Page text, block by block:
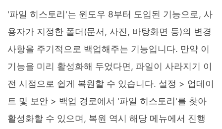
'파일 히스토리'는 윈도우 8부터 도입된 기능으로, 사
용자가 지정한 폴더(문서, 사진, 바탕화면 등)의 변경
사항을 주기적으로 백업해주는 기능입니다. 만약 이
기능을 미리 활성화해 두었다면, 파일이 사라지기 이
전 시점으로 쉽게 복원할 수 있습니다. 설정 > 업데이
트 및 보안 > 백업 경로에서 '파일 히스토리'를 찾아
활성화할 수 있으며, 복원 역시 해당 메뉴에서 진행